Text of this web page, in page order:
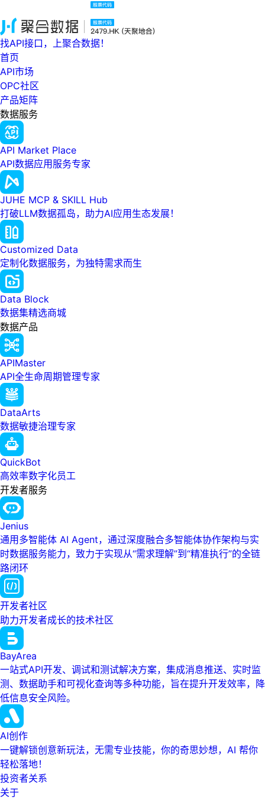
找API接口，上聚合数据！
首页
API市场
OPC社区
产品矩阵
数据服务
API Market Place
API数据应用服务专家
JUHE MCP & SKILL Hub
打破LLM数据孤岛，助力AI应用生态发展！
Customized Data
定制化数据服务，为独特需求而生
Data Block
数据集精选商城
数据产品
APIMaster
API全生命周期管理专家
DataArts
数据敏捷治理专家
QuickBot
高效率数字化员工
开发者服务
Jenius
通用多智能体 AI Agent，通过深度融合多智能体协作架构与实
时数据服务能力，致力于实现从“需求理解”到“精准执行”的全链
路闭环
开发者社区
助力开发者成长的技术社区
BayArea
一站式API开发、调试和测试解决方案，集成消息推送、实时监
测、数据助手和可视化查询等多种功能，旨在提升开发效率，降
低信息安全风险。
AI创作
一键解锁创意新玩法，无需专业技能，你的奇思妙想，AI 帮你
轻松落地！
投资者关系
关于